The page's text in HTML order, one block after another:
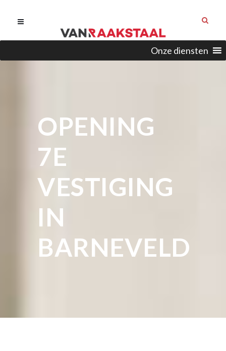
Onze diensten
OPENING
7E
VESTIGING
IN
BARNEVELD